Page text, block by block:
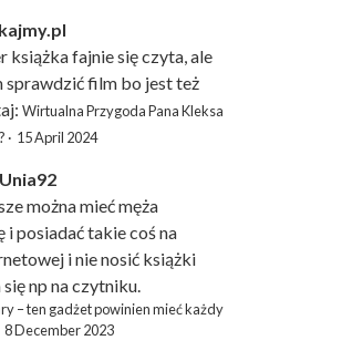
książka fajnie się czyta, ale
sprawdzić film bo jest też
Wirtualna Przygoda Pana Kleksa
· 15 April 2024
można mieć męża
i posiadać takie coś na
i nie nosić książki
np na czytniku.
– ten gadżet powinien mieć każdy
8 December 2023